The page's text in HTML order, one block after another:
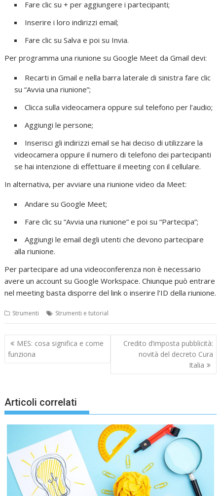
Fare clic su + per aggiungere i partecipanti;
Inserire i loro indirizzi email;
Fare clic su Salva e poi su Invia.
Per programma una riunione su Google Meet da Gmail devi:
Recarti in Gmail e nella barra laterale di sinistra fare clic
su “Avvia una riunione”;
Clicca sulla videocamera oppure sul telefono per l’audio;
Aggiungi le persone;
Inserisci gli indirizzi email se hai deciso di utilizzare la
videocamera oppure il numero di telefono dei partecipanti
se hai intenzione di effettuare il meeting con il cellulare.
In alternativa, per avviare una riunione video da Meet:
Andare su Google Meet;
Fare clic su “Avvia una riunione” e poi su “Partecipa”;
Aggiungi le email degli utenti che devono partecipare
alla riunione.
Per partecipare ad una videoconferenza non è necessario
avere un account su Google Workspace. Chiunque può entrare
nel meeting basta disporre del link o inserire l’ID della riunione.
Strumenti Strumenti e tutorial
Navigazione
articoli
MES: cosa significa e come
funziona
Credito d’imposta pubblicità:
novità del decreto Cura
Italia
Articoli correlati